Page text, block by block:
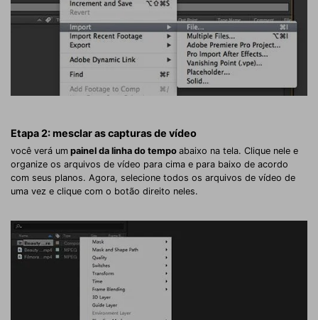
Etapa 2: mesclar as capturas de vídeo
você verá um painel da linha do tempo abaixo na tela. Clique nele e
organize os arquivos de vídeo para cima e para baixo de acordo
com seus planos. Agora, selecione todos os arquivos de vídeo de
uma vez e clique com o botão direito neles.